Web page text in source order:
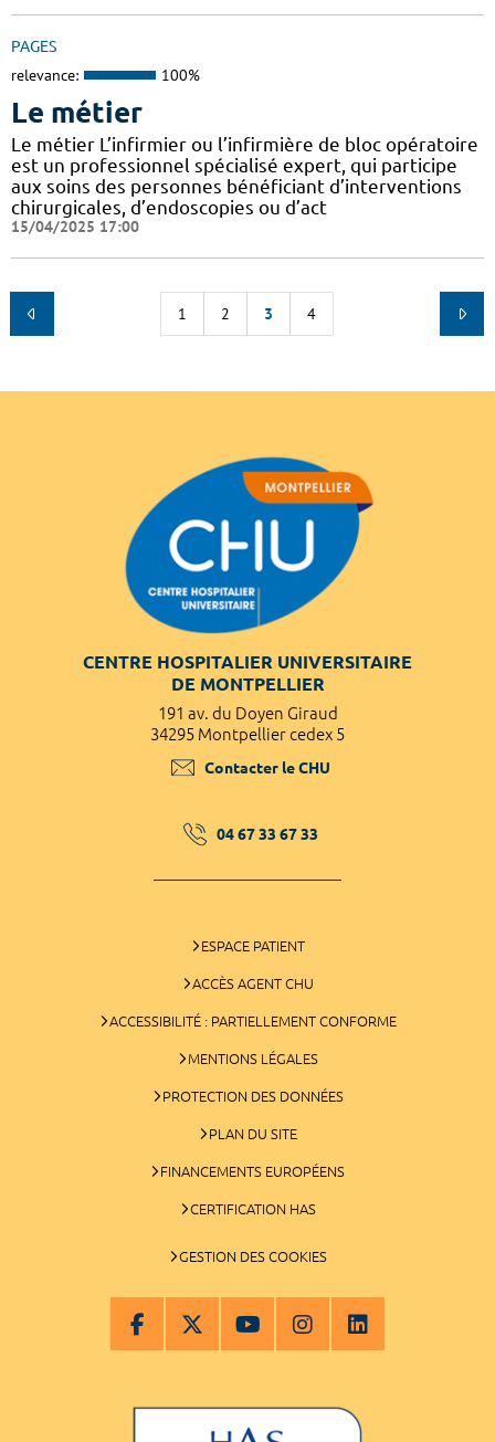
PAGES
relevance: 100%
Le métier
Le métier L’infirmier ou l’infirmière de bloc opératoire
est un professionnel spécialisé expert, qui participe
aux soins des personnes bénéficiant d’interventions
chirurgicales, d’endoscopies ou d’act
15/04/2025 17:00
1 2 3 4
CENTRE HOSPITALIER UNIVERSITAIRE
DE MONTPELLIER
191 av. du Doyen Giraud
34295 Montpellier cedex 5
Contacter le CHU
04 67 33 67 33
ESPACE PATIENT
ACCÈS AGENT CHU
ACCESSIBILITÉ : PARTIELLEMENT CONFORME
MENTIONS LÉGALES
PROTECTION DES DONNÉES
PLAN DU SITE
FINANCEMENTS EUROPÉENS
CERTIFICATION HAS
GESTION DES COOKIES